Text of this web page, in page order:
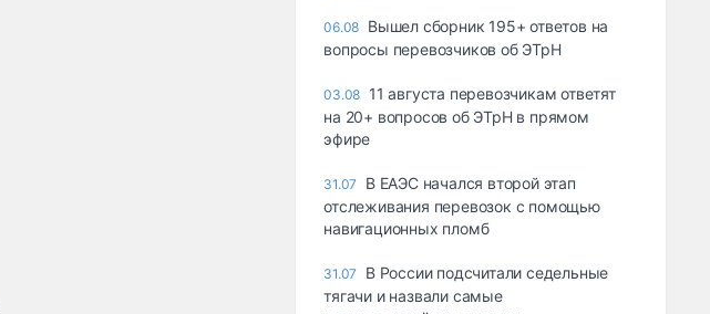
06.08 Вышел сборник 195+ ответов на
вопросы перевозчиков об ЭТрН
03.08 11 августа перевозчикам ответят
на 20+ вопросов об ЭТрН в прямом
эфире
31.07
В ЕАЭС начался второй этап
отслеживания перевозок с помощью
навигационных пломб
31.07
В России подсчитали седельные
тягачи и назвали самые